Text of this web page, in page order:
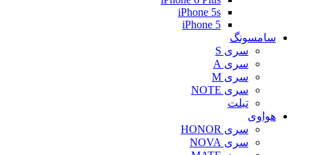
iPhone 5s
iPhone 5
سامسونگ
سری S
سری A
سری M
سری NOTE
تبلت
هواوی
سری HONOR
سری NOVA